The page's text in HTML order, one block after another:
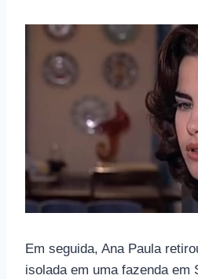
Em seguida, Ana Paula
isolada em uma fazenda em